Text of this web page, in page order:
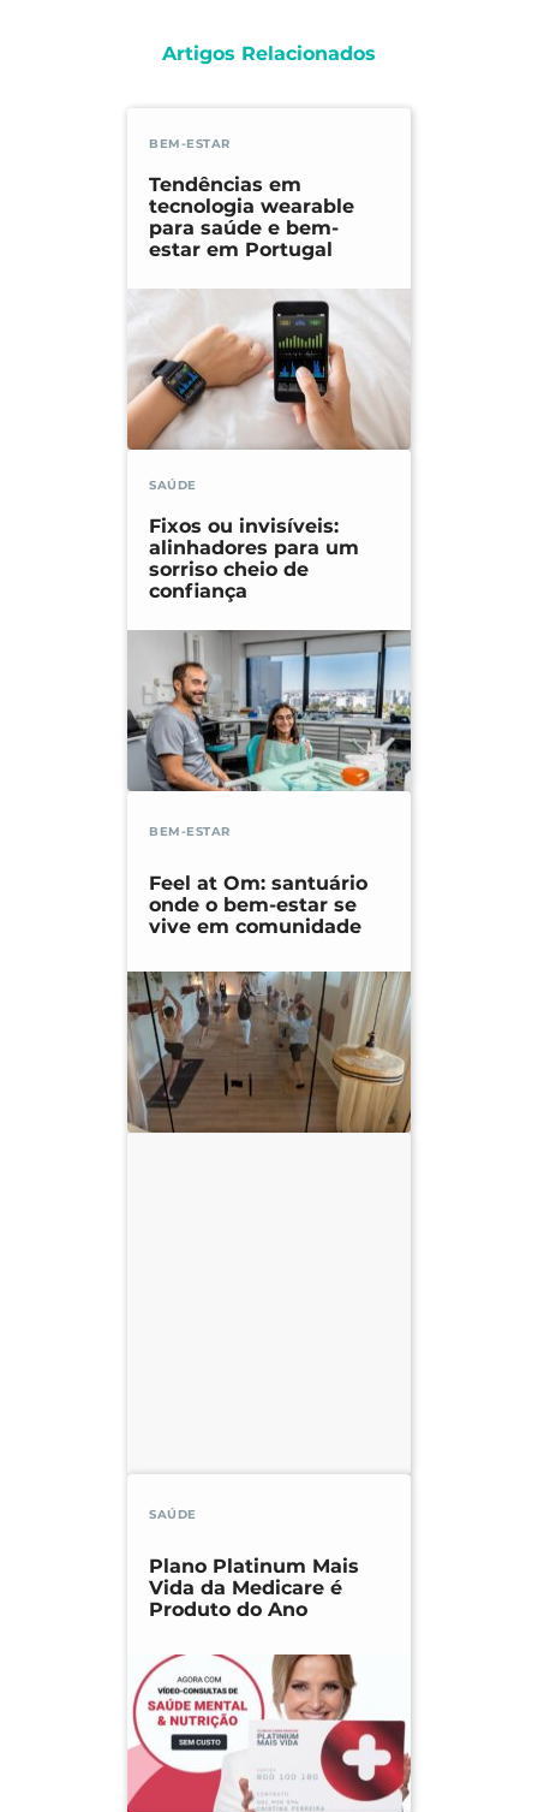
Artigos Relacionados
BEM-ESTAR
Tendências em
tecnologia wearable
para saúde e bem-
estar em Portugal
SAÚDE
Fixos ou invisíveis:
alinhadores para um
sorriso cheio de
confiança
BEM-ESTAR
Feel at Om: santuário
onde o bem-estar se
vive em comunidade
SAÚDE
Plano Platinum Mais
Vida da Medicare é
Produto do Ano